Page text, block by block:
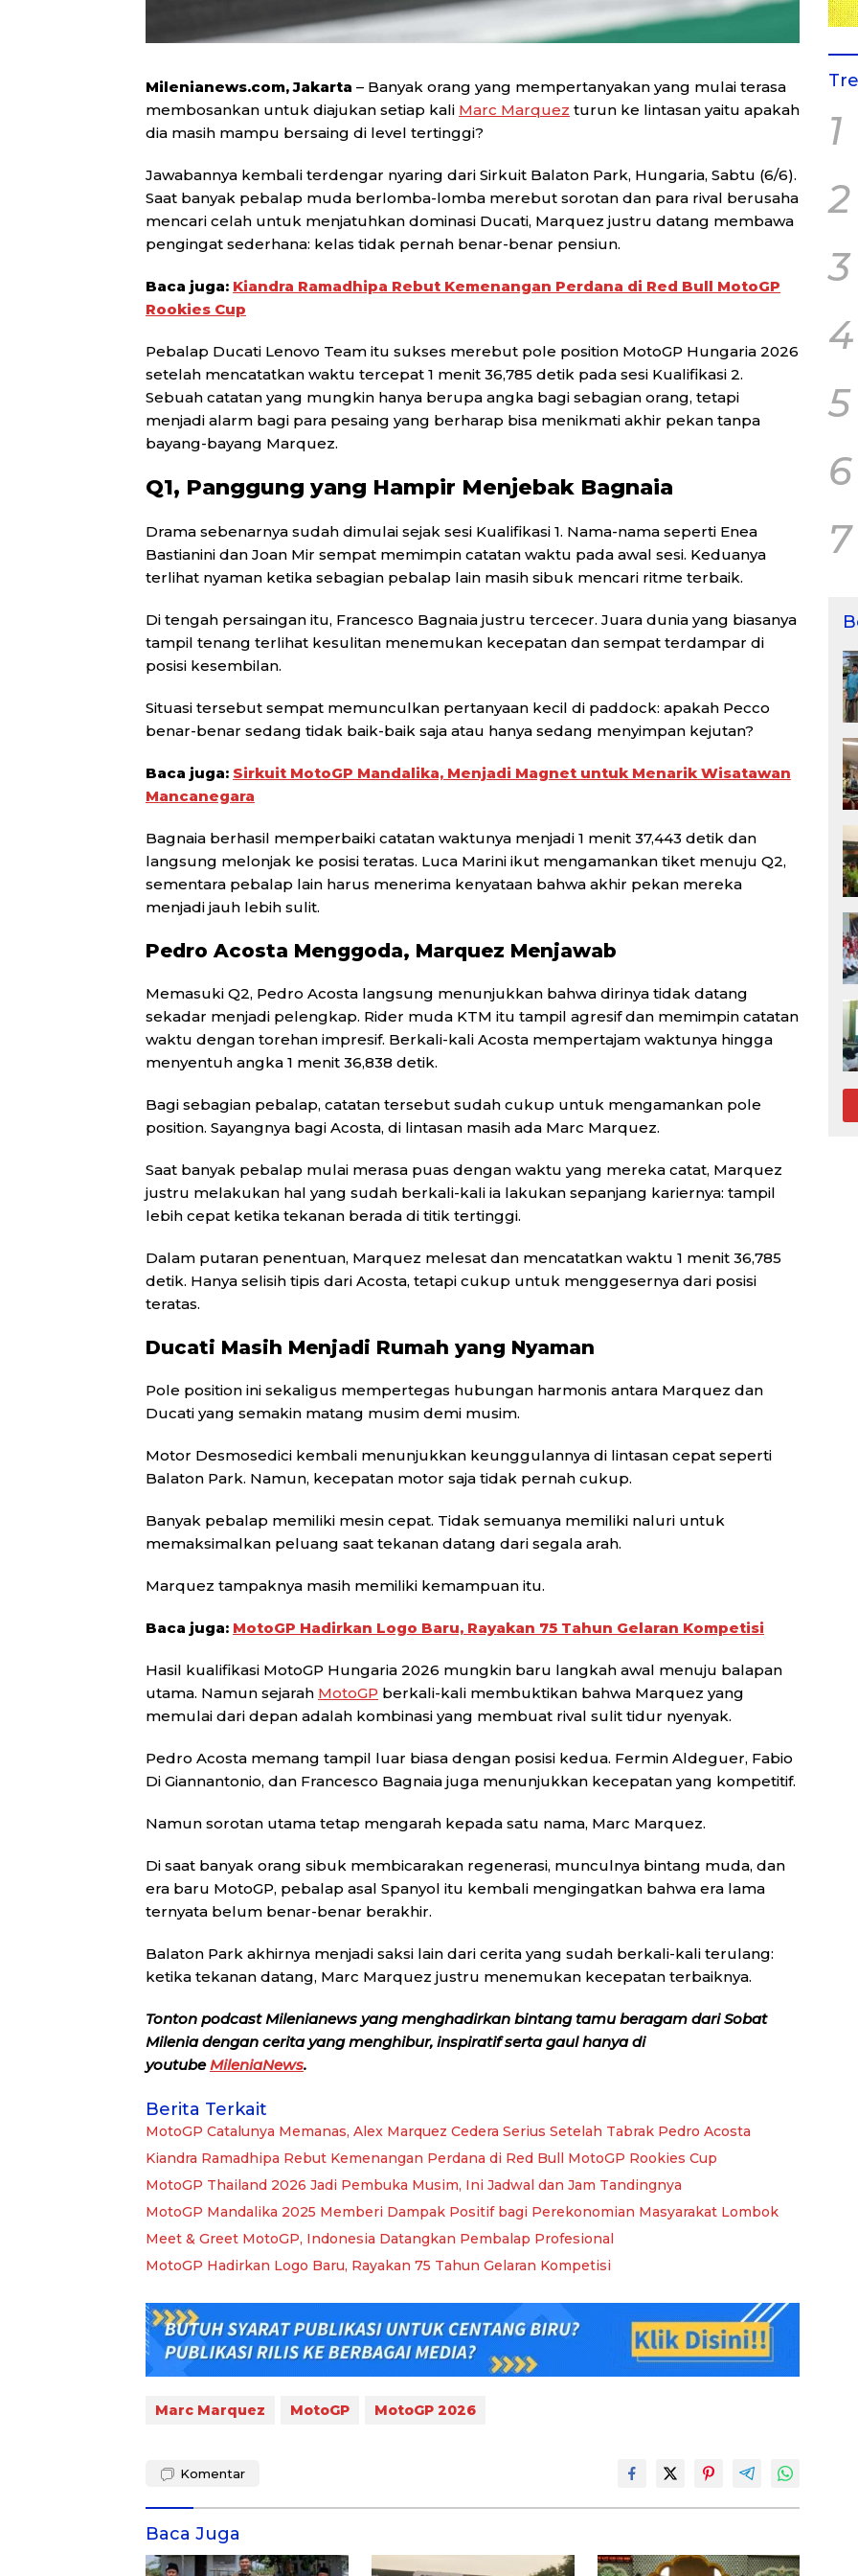
Milenianews.com, Jakarta – Banyak orang yang mempertanyakan yang mulai terasa
membosankan untuk diajukan setiap kali Marc Marquez turun ke lintasan yaitu apakah
dia masih mampu bersaing di level tertinggi?
Jawabannya kembali terdengar nyaring dari Sirkuit Balaton Park, Hungaria, Sabtu (6/6).
Saat banyak pebalap muda berlomba-lomba merebut sorotan dan para rival berusaha
mencari celah untuk menjatuhkan dominasi Ducati, Marquez justru datang membawa
pengingat sederhana: kelas tidak pernah benar-benar pensiun.
Baca juga: Kiandra Ramadhipa Rebut Kemenangan Perdana di Red Bull MotoGP
Rookies Cup
Pebalap Ducati Lenovo Team itu sukses merebut pole position MotoGP Hungaria 2026
setelah mencatatkan waktu tercepat 1 menit 36,785 detik pada sesi Kualifikasi 2.
Sebuah catatan yang mungkin hanya berupa angka bagi sebagian orang, tetapi
menjadi alarm bagi para pesaing yang berharap bisa menikmati akhir pekan tanpa
bayang-bayang Marquez.
Q1, Panggung yang Hampir Menjebak Bagnaia
Drama sebenarnya sudah dimulai sejak sesi Kualifikasi 1. Nama-nama seperti Enea
Bastianini dan Joan Mir sempat memimpin catatan waktu pada awal sesi. Keduanya
terlihat nyaman ketika sebagian pebalap lain masih sibuk mencari ritme terbaik.
Di tengah persaingan itu, Francesco Bagnaia justru tercecer. Juara dunia yang biasanya
tampil tenang terlihat kesulitan menemukan kecepatan dan sempat terdampar di
posisi kesembilan.
Situasi tersebut sempat memunculkan pertanyaan kecil di paddock: apakah Pecco
benar-benar sedang tidak baik-baik saja atau hanya sedang menyimpan kejutan?
Baca juga: Sirkuit MotoGP Mandalika, Menjadi Magnet untuk Menarik Wisatawan
Mancanegara
Bagnaia berhasil memperbaiki catatan waktunya menjadi 1 menit 37,443 detik dan
langsung melonjak ke posisi teratas. Luca Marini ikut mengamankan tiket menuju Q2,
sementara pebalap lain harus menerima kenyataan bahwa akhir pekan mereka
menjadi jauh lebih sulit.
Pedro Acosta Menggoda, Marquez Menjawab
Memasuki Q2, Pedro Acosta langsung menunjukkan bahwa dirinya tidak datang
sekadar menjadi pelengkap. Rider muda KTM itu tampil agresif dan memimpin catatan
waktu dengan torehan impresif. Berkali-kali Acosta mempertajam waktunya hingga
menyentuh angka 1 menit 36,838 detik.
Bagi sebagian pebalap, catatan tersebut sudah cukup untuk mengamankan pole
position. Sayangnya bagi Acosta, di lintasan masih ada Marc Marquez.
Saat banyak pebalap mulai merasa puas dengan waktu yang mereka catat, Marquez
justru melakukan hal yang sudah berkali-kali ia lakukan sepanjang kariernya: tampil
lebih cepat ketika tekanan berada di titik tertinggi.
Dalam putaran penentuan, Marquez melesat dan mencatatkan waktu 1 menit 36,785
detik. Hanya selisih tipis dari Acosta, tetapi cukup untuk menggesernya dari posisi
teratas.
Ducati Masih Menjadi Rumah yang Nyaman
Pole position ini sekaligus mempertegas hubungan harmonis antara Marquez dan
Ducati yang semakin matang musim demi musim.
Motor Desmosedici kembali menunjukkan keunggulannya di lintasan cepat seperti
Balaton Park. Namun, kecepatan motor saja tidak pernah cukup.
Banyak pebalap memiliki mesin cepat. Tidak semuanya memiliki naluri untuk
memaksimalkan peluang saat tekanan datang dari segala arah.
Marquez tampaknya masih memiliki kemampuan itu.
Baca juga: MotoGP Hadirkan Logo Baru, Rayakan 75 Tahun Gelaran Kompetisi
Hasil kualifikasi MotoGP Hungaria 2026 mungkin baru langkah awal menuju balapan
utama. Namun sejarah MotoGP berkali-kali membuktikan bahwa Marquez yang
memulai dari depan adalah kombinasi yang membuat rival sulit tidur nyenyak.
Pedro Acosta memang tampil luar biasa dengan posisi kedua. Fermin Aldeguer, Fabio
Di Giannantonio, dan Francesco Bagnaia juga menunjukkan kecepatan yang kompetitif.
Namun sorotan utama tetap mengarah kepada satu nama, Marc Marquez.
Di saat banyak orang sibuk membicarakan regenerasi, munculnya bintang muda, dan
era baru MotoGP, pebalap asal Spanyol itu kembali mengingatkan bahwa era lama
ternyata belum benar-benar berakhir.
Balaton Park akhirnya menjadi saksi lain dari cerita yang sudah berkali-kali terulang:
ketika tekanan datang, Marc Marquez justru menemukan kecepatan terbaiknya.
Tonton podcast Milenianews yang menghadirkan bintang tamu beragam dari Sobat
Milenia dengan cerita yang menghibur, inspiratif serta gaul hanya di
youtube MileniaNews.
Berita Terkait
MotoGP Catalunya Memanas, Alex Marquez Cedera Serius Setelah Tabrak Pedro Acosta
Kiandra Ramadhipa Rebut Kemenangan Perdana di Red Bull MotoGP Rookies Cup
MotoGP Thailand 2026 Jadi Pembuka Musim, Ini Jadwal dan Jam Tandingnya
MotoGP Mandalika 2025 Memberi Dampak Positif bagi Perekonomian Masyarakat Lombok
Meet & Greet MotoGP, Indonesia Datangkan Pembalap Profesional
MotoGP Hadirkan Logo Baru, Rayakan 75 Tahun Gelaran Kompetisi
Marc Marquez MotoGP MotoGP 2026
Komentar
Baca Juga
1
2
3
4
5
6
7